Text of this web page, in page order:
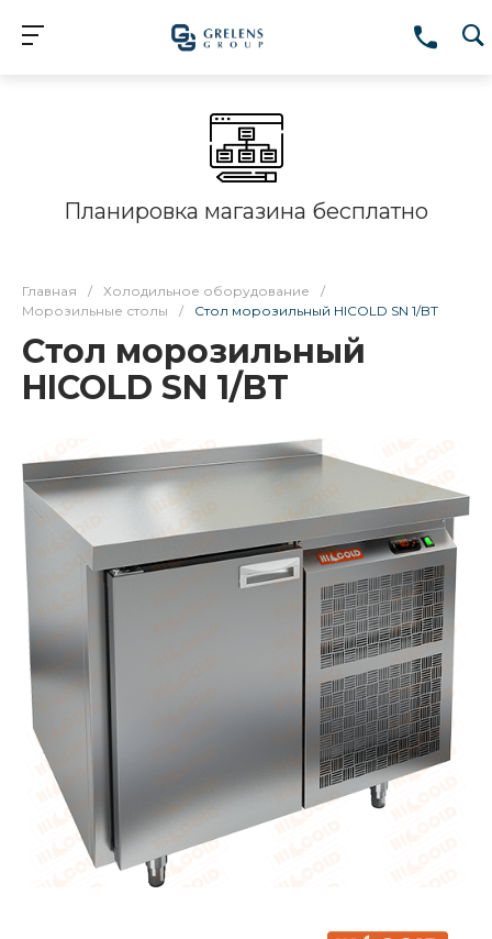
Планировка магазина бесплатно
Главная / Холодильное оборудование
/
Морозильные столы
/ Стол морозильный HICOLD SN 1/BT
Стол морозильный
HICOLD SN 1/BT